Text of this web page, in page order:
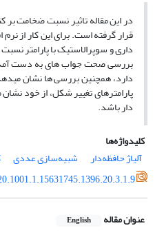
در این مقاله تاثیر نسبت ضخامت
قرار گرفته است. برای این کار از
داری و سوپرالاستیک با پارامتر
بررسی صحت جواب های به دست
دارد، همچنین بررسی ها نشان
پارامترهای تغییر شکل، از خود
دار باشد.
کلیدواژه‌ها
آلیاژ حافظه‌دار
شبیه‌سازی عددی
عنوان مقاله English